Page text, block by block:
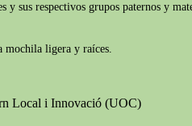
sus respectivos grupos paternos y
mochila ligera y raíces.
Local i Innovació (UOC)